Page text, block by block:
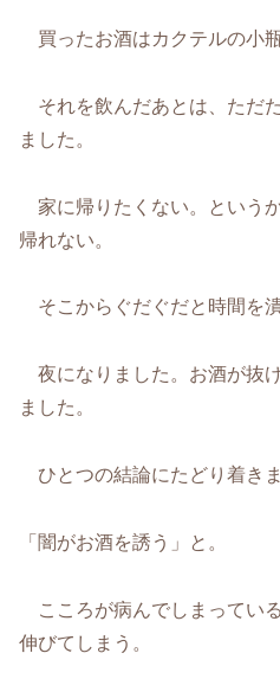
買ったお酒はカクテルの小瓶
それを飲んだあとは、ただ
ました。
家に帰りたくない。という
帰れない。
そこからぐだぐだと時間を潰
夜になりました。お酒が抜
ました。
ひとつの結論にたどり着きま
「闇がお酒を誘う」と。
こころが病んでしまってい
伸びてしまう。